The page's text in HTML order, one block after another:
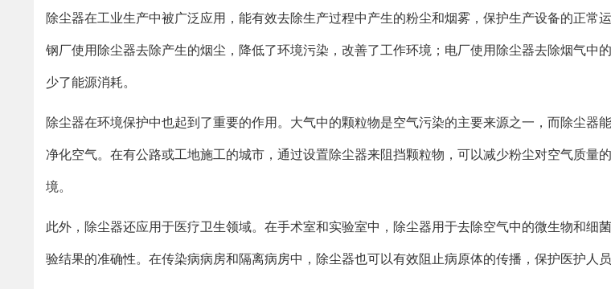
除尘器在工业生产中被广泛应用，能有效去除生产过程中产生的粉尘和烟雾，保护生产设备的正常
钢厂使用除尘器去除产生的烟尘，降低了环境污染，改善了工作环境；电厂使用除尘器去除烟气中
少了能源消耗。
除尘器在环境保护中也起到了重要的作用。大气中的颗粒物是空气污染的主要来源之一，而除尘器
净化空气。在有公路或工地施工的城市，通过设置除尘器来阻挡颗粒物，可以减少粉尘对空气质量
境。
此外，除尘器还应用于医疗卫生领域。在手术室和实验室中，除尘器用于去除空气中的微生物和细
验结果的准确性。在传染病病房和隔离病房中，除尘器也可以有效阻止病原体的传播，保护医护人员